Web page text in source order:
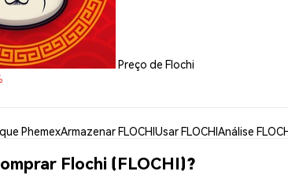
Preço de Flochi
PhemexArmazenar FLOCHIUsar FLOCHIAnálise
Flochi (FLOCHI)?